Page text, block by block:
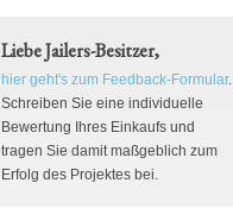
Liebe Jailers-Besitzer,
hier geht's zum Feedback-Formular.
Schreiben Sie eine individuelle
Bewertung Ihres Einkaufs und
tragen Sie damit maßgeblich zum
Erfolg des Projektes bei.